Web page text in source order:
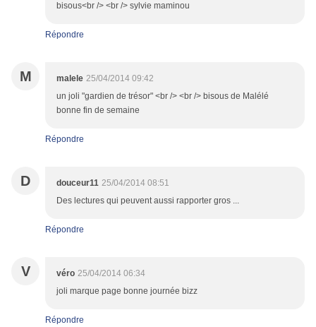
bisous<br /> <br /> sylvie maminou
Répondre
M malele 25/04/2014 09:42
un joli "gardien de trésor" <br /> <br /> bisous de Malélé
bonne fin de semaine
Répondre
D douceur11 25/04/2014 08:51
Des lectures qui peuvent aussi rapporter gros ...
Répondre
V véro 25/04/2014 06:34
joli marque page bonne journée bizz
Répondre